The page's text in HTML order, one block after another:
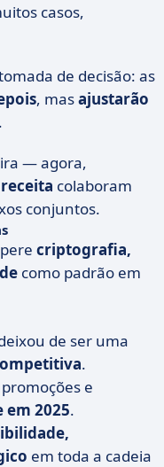
casos,
de decisão: as
, masajustarão
.
— agora,
colaboram
conjuntos.
criptografia,
como padrão em
de ser uma
.
e
2025.
em toda a cadeia